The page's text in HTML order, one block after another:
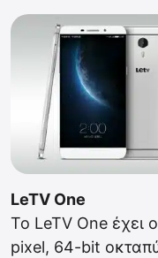
LeTV One
To LeTV One έχει
pixel, 64-bit